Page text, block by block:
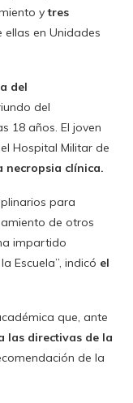
ytres
ellas en Unidades
del
del
18 años. El joven
Hospital Militar de
necropsia clínica.
para
de otros
impartido
Escuela”, indicó el
que, ante
las directivas de la
de la